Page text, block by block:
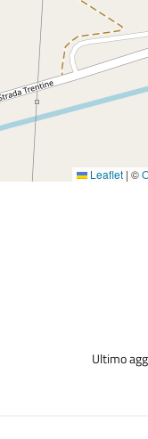
Leaflet | ©
Ultimo